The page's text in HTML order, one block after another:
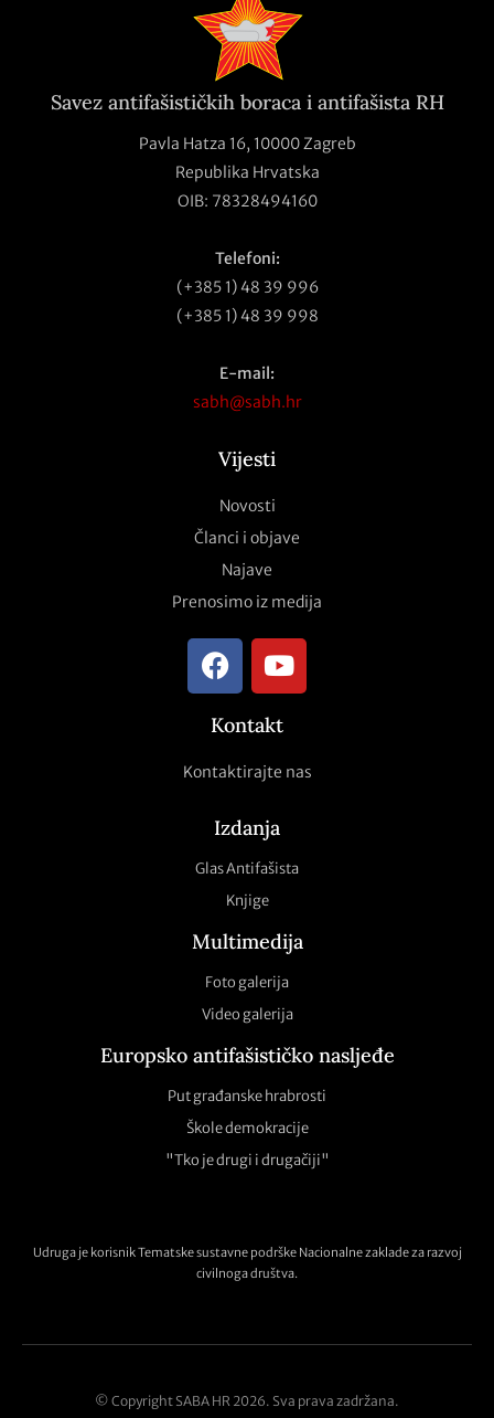
Savez antifašističkih boraca i antifašista RH
Pavla Hatza 16, 10000 Zagreb
Republika Hrvatska
OIB: 78328494160
Telefoni:
(+385 1) 48 39 996
(+385 1) 48 39 998
E-mail:
sabh@sabh.hr
Vijesti
Novosti
Članci i objave
Najave
Prenosimo iz medija
Kontakt
Kontaktirajte nas
Izdanja
Glas Antifašista
Knjige
Multimedija
Foto galerija
Video galerija
Europsko antifašističko nasljeđe
Put građanske hrabrosti
Škole demokracije
"Tko je drugi i drugačiji"
Udruga je korisnik Tematske sustavne podrške Nacionalne zaklade za razvoj
civilnoga društva.
© Copyright SABA HR 2026. Sva prava zadržana.